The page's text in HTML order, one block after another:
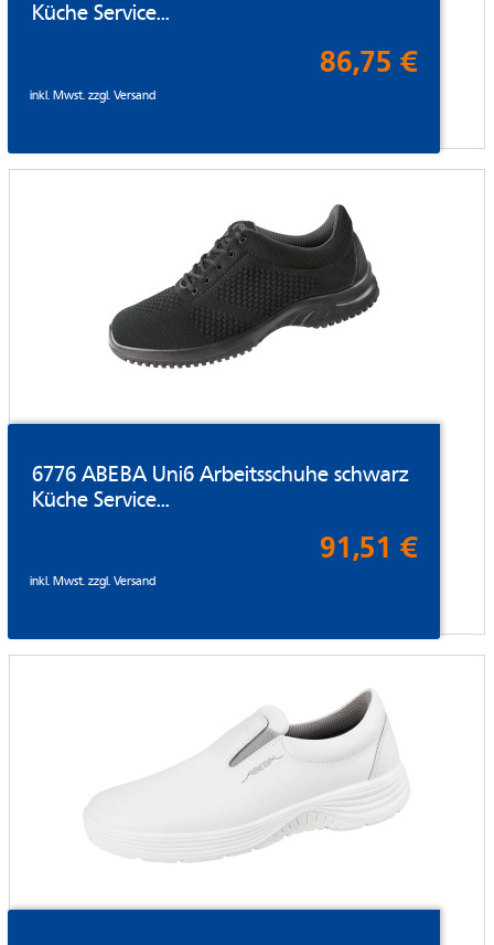
Küche Service...
86,75 €
inkl. Mwst. zzgl.Versand
6776 ABEBA Uni6 Arbeitsschuhe schwarz
Küche Service...
91,51 €
inkl. Mwst. zzgl.Versand